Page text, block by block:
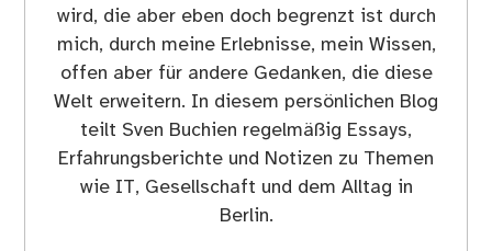
wird, die aber eben doch begrenzt ist durch
mich, durch meine Erlebnisse, mein Wissen,
offen aber für andere Gedanken, die diese
Welt erweitern. In diesem persönlichen Blog
teilt Sven Buchien regelmäßig Essays,
Erfahrungsberichte und Notizen zu Themen
wie IT, Gesellschaft und dem Alltag in
Berlin.